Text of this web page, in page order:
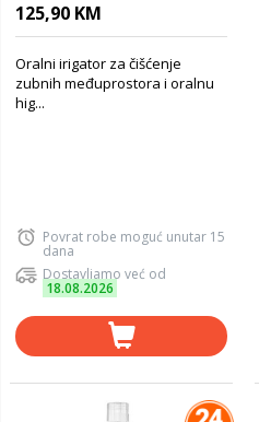
125,90 KM
Oralni irigator za čišćenje
zubnih međuprostora i oralnu
hig...
Povrat robe moguć unutar 15
dana
Dostavljamo već od
18.08.2026